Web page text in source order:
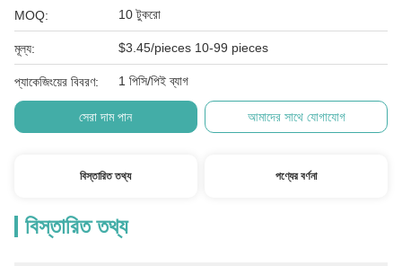
MOQ: 10 টুকরো
মূল্য: $3.45/pieces 10-99 pieces
প্যাকেজিংয়ের বিবরণ: 1 পিসি/পিই ব্যাগ
সেরা দাম পান আমাদের সাথে যোগাযোগ
বিস্তারিত তথ্য পণ্যের বর্ণনা
বিস্তারিত তথ্য